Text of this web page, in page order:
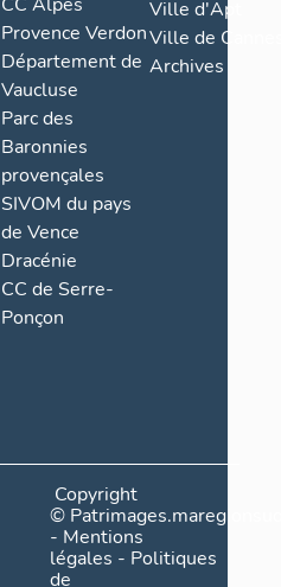
Provence Verdon
Département de
Vaucluse
Parc des
Baronnies
provençales
SIVOM du pays
de Vence
Dracénie
CC de Serre-
Ponçon
Ville d'Apt
Ville de
Archives
Copyright
©
- Mentions
légales - Politiques
de